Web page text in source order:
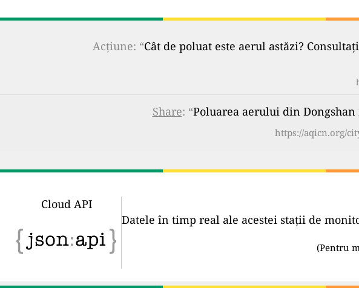
Acțiune: “Cât de poluat este aerul astăzi?
Share: “Poluarea aerului din
https://aqicn.org/
Cloud API
Datele în timp real ale acestei stații de
(Pentru